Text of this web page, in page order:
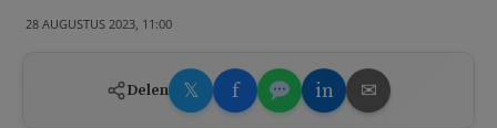
28 AUGUSTUS 2023, 11:00
Delen 𝕏 f in ✉